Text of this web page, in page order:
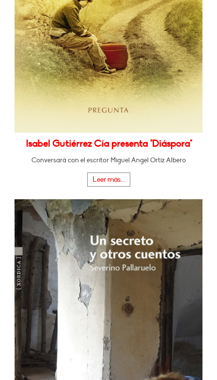
Isabel Gutiérrez Cía presenta "Diáspora"
Conversará con el escritor Miguel Ángel Ortiz Albero
Leer más...